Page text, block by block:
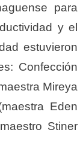
para
y el
estuvieron
Confección
Mireya
Eden
Stiner